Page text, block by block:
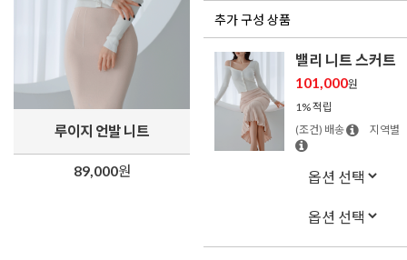
루이지 언발 니트
89,000원
추가 구성 상품
밸리 니트 스커트
101,000원
1% 적립
(조건) 배송
지역별